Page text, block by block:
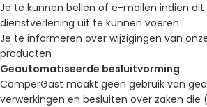
Je te kunnen bellen of e-mailen indien dit
dienstverlening uit te kunnen voeren
Je te informeren over wijzigingen van
producten
Geautomatiseerde besluitvorming
CamperGast maakt geen gebruik van
verwerkingen en besluiten over zaken die